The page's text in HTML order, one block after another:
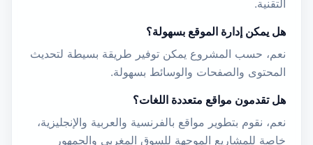
التقنية.
هل يمكن إدارة الموقع بسهولة؟
نعم، حسب المشروع يمكن توفير طريقة بسيطة لتحديث
المحتوى والصفحات والوسائط بسهولة.
هل تقدمون مواقع متعددة اللغات؟
نعم، نقوم بتطوير مواقع بالفرنسية والعربية والإنجليزية،
خاصة للمشاريع الموجهة للسوق المغربي والجمهور